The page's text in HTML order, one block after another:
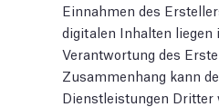
Einnahmen des
digitalen Inhalten liegen
Verantwortung des
Zusammenhang kann
Dienstleistungen Dritter